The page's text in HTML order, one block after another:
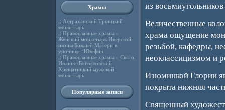
Храмы
.: Астраханский Троицкий
монастырь
.: Православные храмы –
Женский монастырь Иверской
иконы Божией Матери в
урочище “Юзефин
.: Православные храмы – Свято-
Иоанно-Богословский
Хрещатицкий мужской
монастырь
Популярные записи
из
Величественные
храма ощущение
резьбой, кафедры,
неоклассицизмом и
Изюминкой Глории
покрыта нижняя
Священный